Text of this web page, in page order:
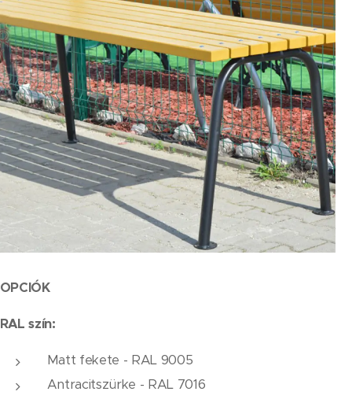
OPCIÓK
RAL szín:
Matt fekete - RAL 9005
Antracitszürke - RAL 7016